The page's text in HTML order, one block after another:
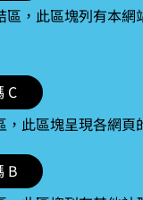
區，此區塊列有本網
C
，此區塊呈現各網頁
B